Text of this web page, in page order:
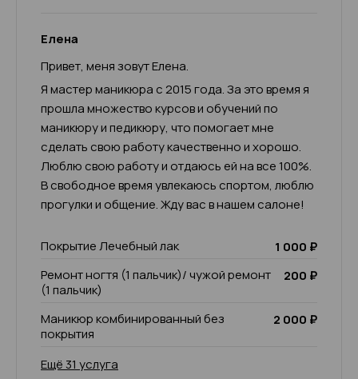
Елена
Привет, меня зовут Елена.
Я мастер маникюра с 2015 года. За это время я
прошла множество курсов и обучений по
маникюру и педикюру, что помогает мне
сделать свою работу качественно и хорошо.
Люблю свою работу и отдаюсь ей на все 100%.
В свободное время увлекаюсь спортом, люблю
прогулки и общение. Жду вас в нашем салоне!
Покрытие Лечебный лак
1 000 ₽
Ремонт ногтя (1 пальчик)/ чужой ремонт
(1 пальчик)
200 ₽
Маникюр комбинированный без
покрытия
2 000 ₽
Ещё 31 услуга